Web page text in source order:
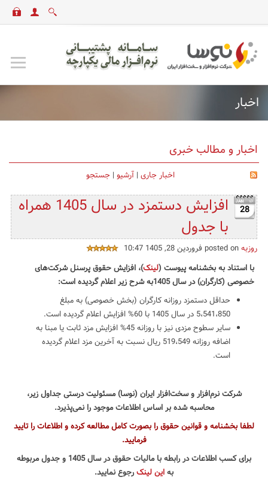
اخبار
اخبار و مطالب خبری
اخبار جاری | آرشیو | جستجو
28
افزایش دستمزد در سال 1405 همراه
با جدول
روزبه
با استناد به بخشنامه پیوست (لینک)، افزایش حقوق پرسنل شرکت‌های
خصوصی (کارگران) در سال 1405به شرح زیر اعلام گردیده است:
حداقل دستمزد روزانه کارگران (بخش خصوصی) به مبلغ
5،541،850 در سال 1405 با 60% افزایش اعلام گردیده است.
سایر سطوح مزدی نیز با روزانه 45% افزایش مزد ثابت یا مبنا به
اضافه روزانه 519،549 ریال نسبت به آخرین مزد اعلام گردیده
است.
شرکت نرم‌افزار و سخت‌افزار ایران (نوسا) مسئولیت درستی جداول زیر،
محاسبه شده بر اساس اطلاعات موجود را نمی‌پذیرد.
لطفا بخشنامه و قوانین حقوق را بصورت کامل مطالعه کرده و اطلاعات را تایید
فرمایید.
برای کسب اطلاعات در رابطه با مالیات حقوق در سال 1405 و جدول مربوطه
بهاین لینکرجوع نمایید.